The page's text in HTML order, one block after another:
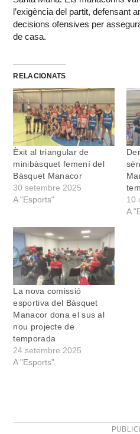
l’exigència del partit, defensant
decisions ofensives per
de casa.
RELACIONATS
Èxit al triangular de
minibàsquet femení del
Bàsquet Manacor
30 setembre 2025
A "Esports"
10
A
La nova comissió
esportiva del Bàsquet
Manacor dona el sus al
nou projecte de
temporada
24 setembre 2025
A "Esports"